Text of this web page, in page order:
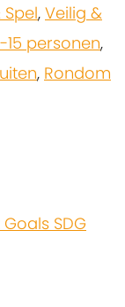
, Veilig &
15 personen,
, Rondom
SDG